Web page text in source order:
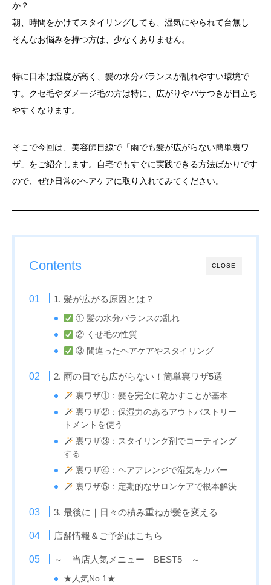
か？
朝、時間をかけてスタイリングしても、湿気にやられて台無し…
そんなお悩みを持つ方は、少なくありません。
特に日本は湿度が高く、髪の水分バランスが乱れやすい環境で
す。クセ毛やダメージ毛の方は特に、広がりやパサつきが目立ち
やすくなります。
そこで今回は、美容師目線で「雨でも髪が広がらない簡単裏ワ
ザ」をご紹介します。自宅でもすぐに実践できる方法ばかりです
ので、ぜひ日常のヘアケアに取り入れてみてください。
CLOSE
Contents
1. 髪が広がる原因とは？
① 髪の水分バランスの乱れ
② くせ毛の性質
③ 間違ったヘアケアやスタイリング
2. 雨の日でも広がらない！簡単裏ワザ5選
裏ワザ①：髪を完全に乾かすことが基本
裏ワザ②：保湿力のあるアウトバストリー
トメントを使う
裏ワザ③：スタイリング剤でコーティング
する
裏ワザ④：ヘアアレンジで湿気をカバー
裏ワザ⑤：定期的なサロンケアで根本解決
3. 最後に｜日々の積み重ねが髪を変える
店舗情報＆ご予約はこちら
～ 当店人気メニュー BEST5 ～
★人気No.1★